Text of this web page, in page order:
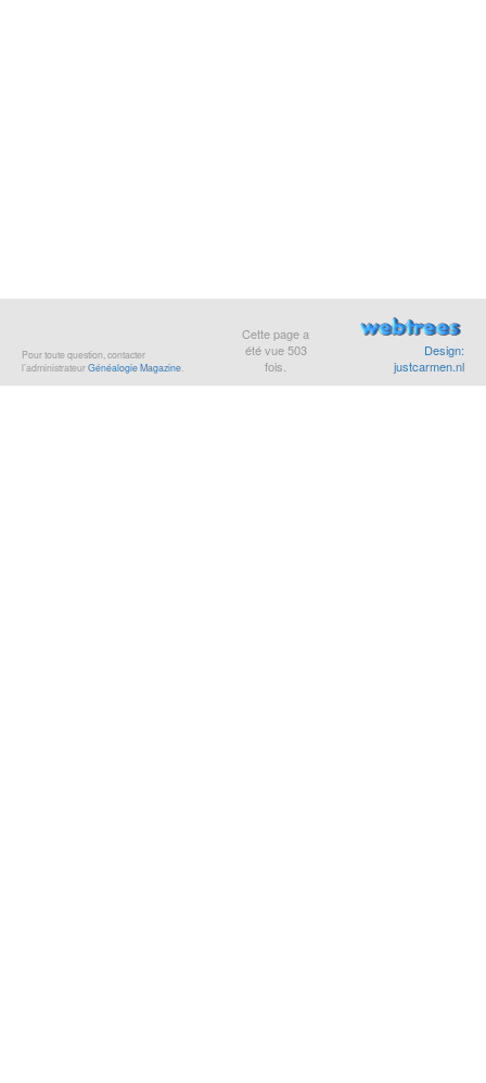
Pour toute question, contacter
l’administrateurGénéalogie Magazine.
Cette page a
été vue503
fois.
Design:
justcarmen.nl